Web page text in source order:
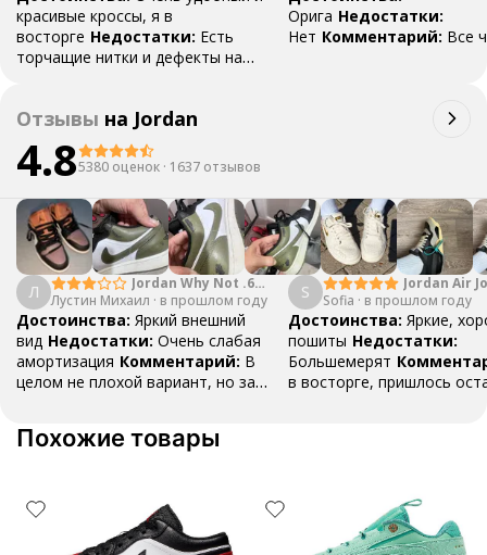
красивые кроссы, я в
восторге Недостатки: Есть
торчащие нитки и дефекты на
Орига Недостатки:
Нет Комментарий: Все
Отзывы на Jordan
4.85380 оценок · 1637 отзывов
Л
Jordan Why Not .6
"Bright Crimson" PF
Лустин Михаил · в прошлом году
Достоинства: Яркий внешний
вид Недостатки: Очень слабая
амортизация Комментарий: В
целом не плохой вариант, но за
баскетбольных кроссовок
S
Jordan Air
Mid SE
Sofia · в прошлом году
Достоинства: Яркие,
пошиты Недостатки:
Большемерят
в восторге, пришлось
Похожие товары